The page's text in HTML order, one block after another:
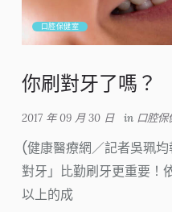
口腔保健室
你刷對牙了嗎？
2017 年 09 月 30 日 in 口腔保
(健康醫療網／記者吳珮
對牙」比勤刷牙更重要！
以上的成